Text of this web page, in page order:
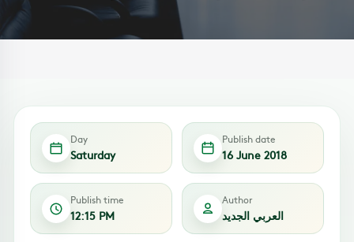
Day
Saturday
Publish date
16 June 2018
Publish time
12:15 PM
Author
العربي الجديد